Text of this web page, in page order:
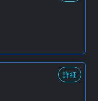
詳細